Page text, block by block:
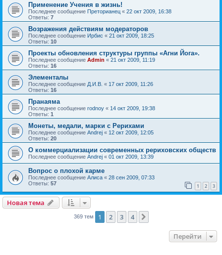
Применение Учения в жизнь!
Последнее сообщение Преторианец « 22 окт 2009, 16:38
Ответы: 7
Возражения действиям модераторов
Последнее сообщение Ирбис « 21 окт 2009, 18:25
Ответы: 10
Проекты обновления структуры группы «Агни Йога».
Последнее сообщение Admin « 21 окт 2009, 11:19
Ответы: 16
Элементалы
Последнее сообщение Д.И.В. « 17 окт 2009, 11:26
Ответы: 16
Пранаяма
Последнее сообщение rodnoy « 14 окт 2009, 19:38
Ответы: 1
Монеты, медали, марки с Рерихами
Последнее сообщение Andrej « 12 окт 2009, 12:05
Ответы: 20
О коммерциализации современных рериховских обществ
Последнее сообщение Andrej « 01 окт 2009, 13:39
Вопрос о плохой карме
Последнее сообщение Алиса « 28 сен 2009, 07:33
Ответы: 57 1 2 3
Новая тема
369 тем 1 2 3 4
Перейти